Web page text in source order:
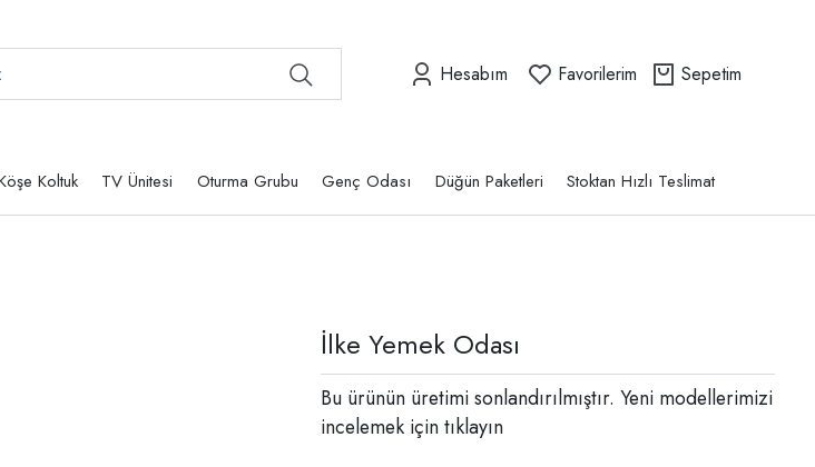
Hesabım Favorilerim Sepetim
Koltuk TV Ünitesi Oturma Grubu Genç Odası Düğün Paketleri Stoktan Hızlı Teslimat
İlke Yemek Odası
Bu ürünün üretimi sonlandırılmıştır. Yeni modellerimizi
incelemek içintıklayın